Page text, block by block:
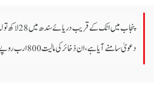
پنجاب میں
دعویٰ سامنے آیا ہے، ان ذخائر کی مالیت 800 ارب روپے یا 2 ارب ...